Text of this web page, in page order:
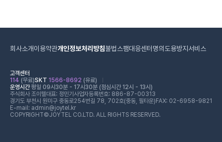
회사소개이용약관개인정보처리방침불법스팸대응센터 명의도용방지서비스
고객센터
114 (무료)SKT 1566-8692 (유료)
운영시간평일 09시30분 - 17시30분 (점심시간 12시 - 13시)
주식회사 조이텔대표: 정민기 사업자등록번호: 886-87-00313
경기도 부천시 원미구 중동로254번길 78, 702호(중동, 필타운) FAX: 02-6958-9821
E-mail: admin@joytel.kr
COPYRIGHT©JOYTEL CO.LTD. ALL RIGHTS RESERVED.